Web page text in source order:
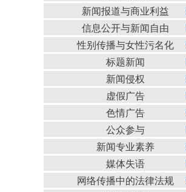
新闻报道与商业利益
信息公开与新闻自由
性别传播与女性污名化
标题新闻
新闻侵权
虚假广告
色情广告
公众参与
新闻专业素养
媒体失语
网络传播中的法律法规